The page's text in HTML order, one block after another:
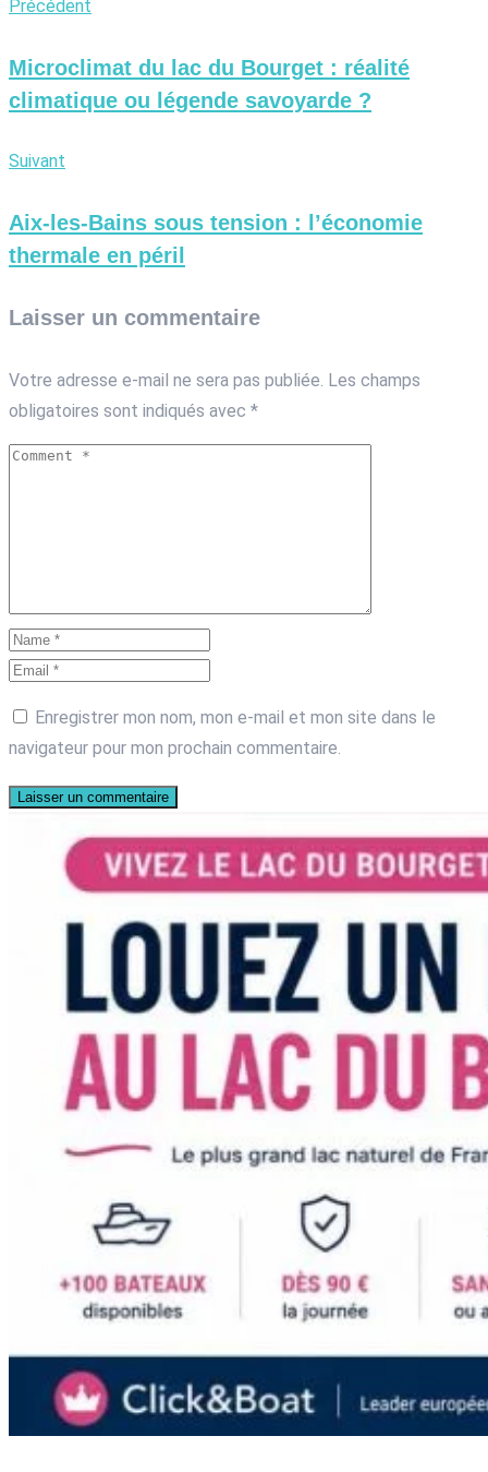
Précédent
Microclimat du lac du Bourget : réalité
climatique ou légende savoyarde ?
Suivant
Aix-les-Bains sous tension : l’économie
thermale en péril
Laisser un commentaire
Votre adresse e-mail ne sera pas publiée. Les champs
obligatoires sont indiqués avec *
Enregistrer mon nom, mon e-mail et mon site dans le
navigateur pour mon prochain commentaire.